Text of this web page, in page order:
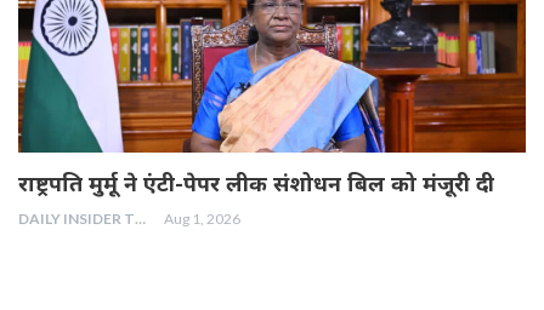
राष्ट्रपति मुर्मू ने एंटी-पेपर लीक संशोधन बिल को मंजूरी दी
DAILY INSIDER TEAM Aug 1, 2026